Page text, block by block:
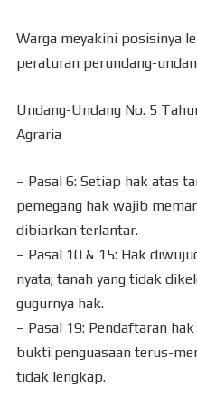
Warga meyakini posisinya
peraturan perundang-
Undang-Undang No. 5
Agraria
– Pasal 6: Setiap hak atas
pemegang hak wajib
dibiarkan terlantar.
– Pasal 10 & 15: Hak
nyata; tanah yang tidak
gugurnya hak.
– Pasal 19: Pendaftaran
bukti penguasaan terus-
tidak lengkap.